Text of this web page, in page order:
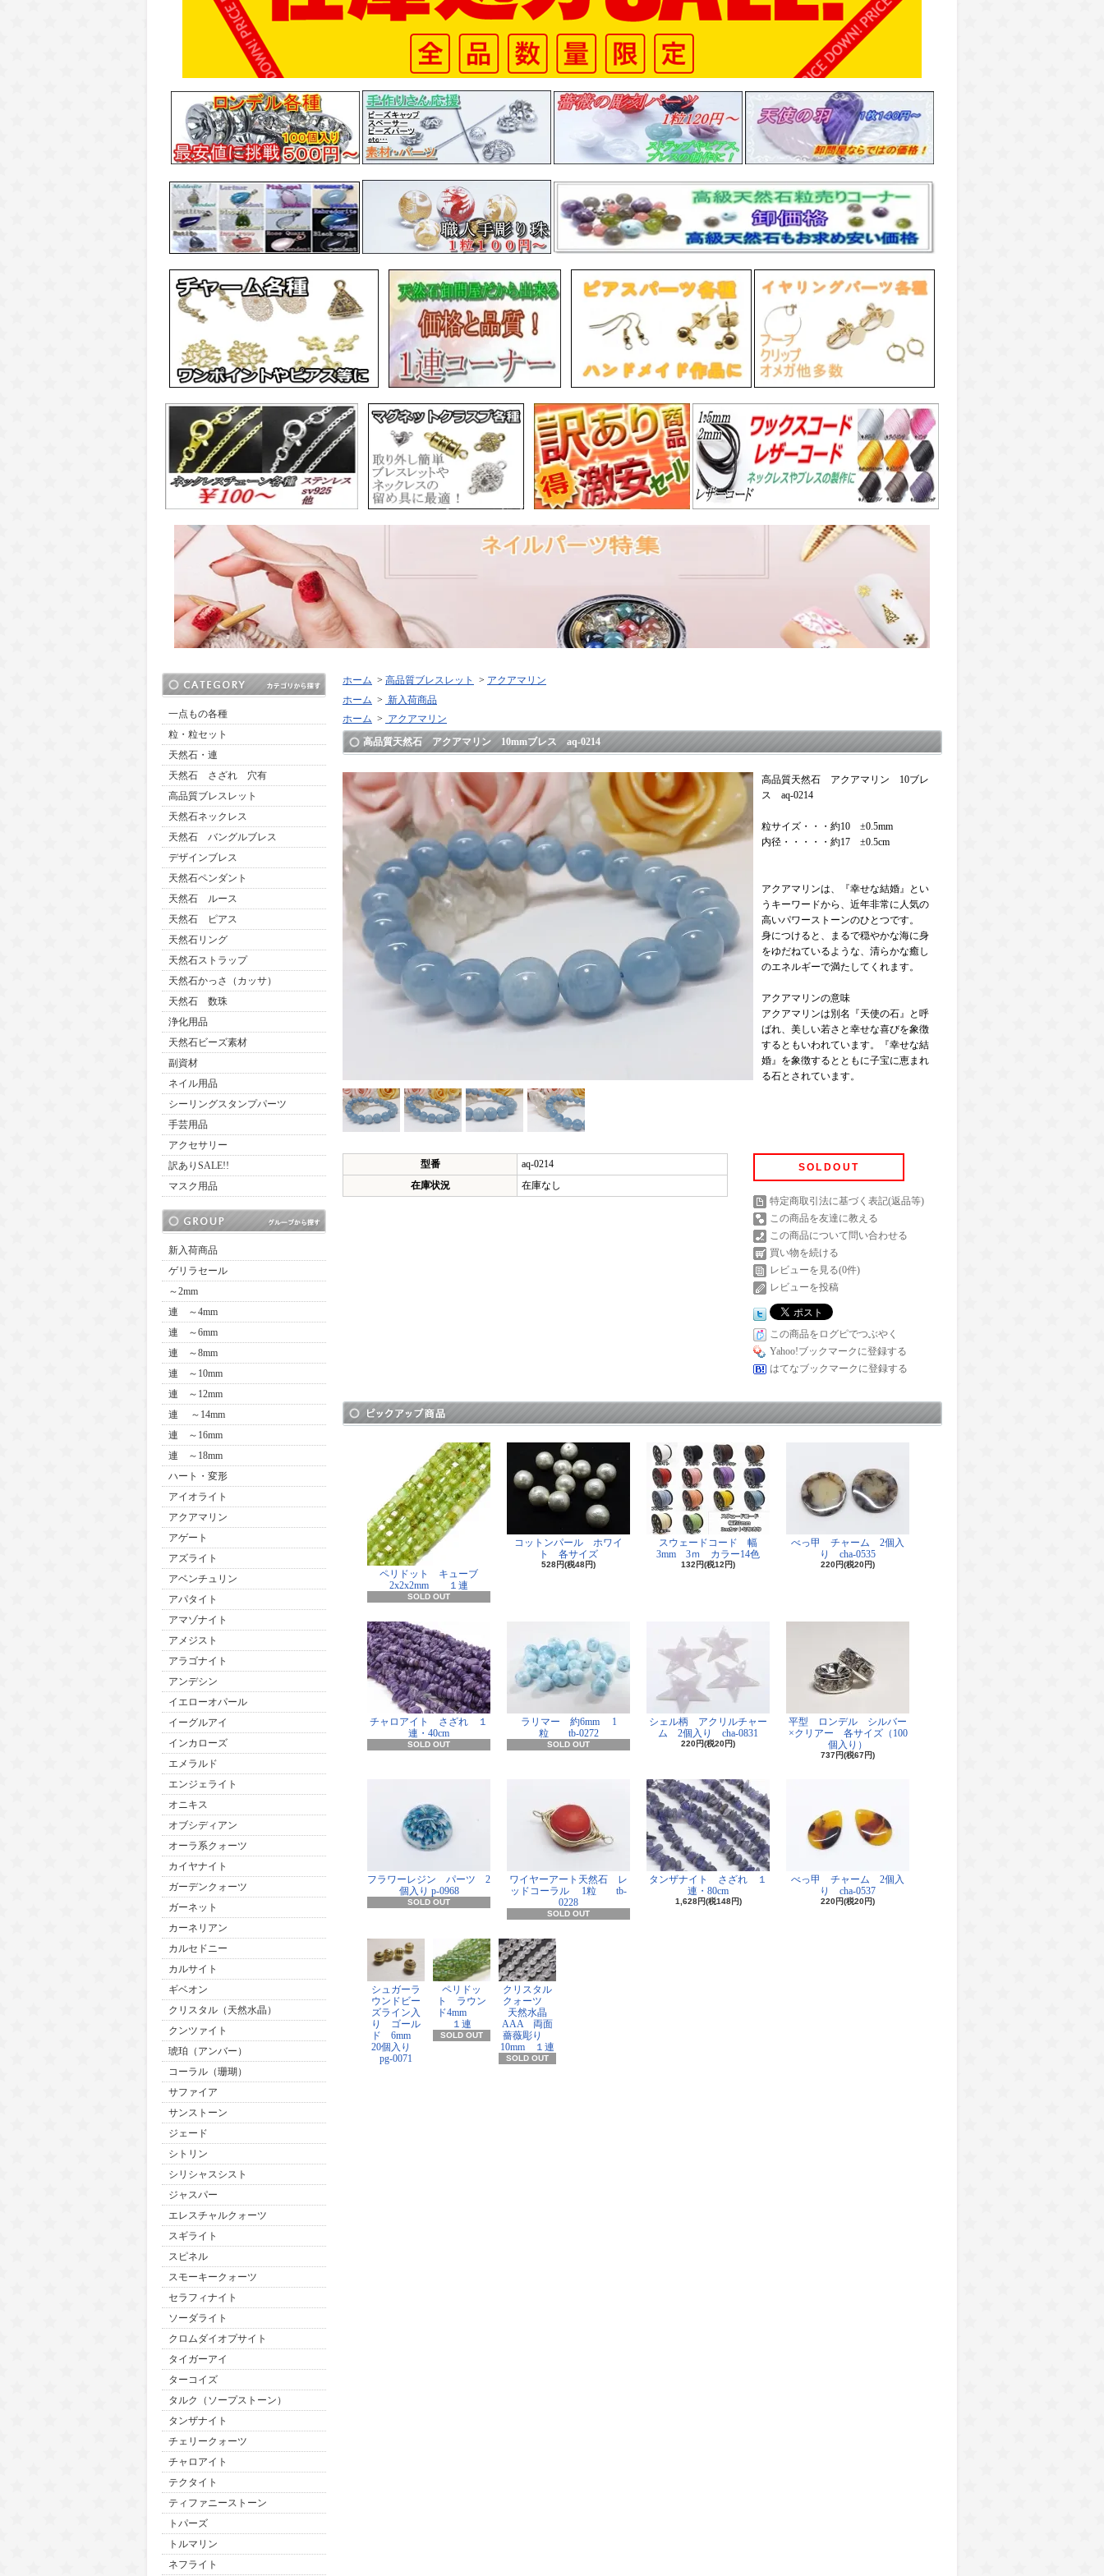
一点もの各種
粒・粒セット
天然石・連
天然石 さざれ 穴有
高品質ブレスレット
天然石ネックレス
天然石 バングルブレス
デザインブレス
天然石ペンダント
天然石 ルース
天然石 ピアス
天然石リング
天然石ストラップ
天然石かっさ（カッサ）
天然石 数珠
浄化用品
天然石ビーズ素材
副資材
ネイル用品
シーリングスタンプパーツ
手芸用品
アクセサリー
訳ありSALE!!
マスク用品
新入荷商品
ゲリラセール
～2mm
連 ～4mm
連 ～6mm
連 ～8mm
連 ～10mm
連 ～12mm
連 ～14mm
連 ～16mm
連 ～18mm
ハート・変形
アイオライト
アクアマリン
アゲート
アズライト
アベンチュリン
アパタイト
アマゾナイト
アメジスト
アラゴナイト
アンデシン
イエローオパール
イーグルアイ
インカローズ
エメラルド
エンジェライト
オニキス
オブシディアン
オーラ系クォーツ
カイヤナイト
ガーデンクォーツ
ガーネット
カーネリアン
カルセドニー
カルサイト
ギベオン
クリスタル（天然水晶）
クンツァイト
琥珀（アンバー）
コーラル（珊瑚）
サファイア
サンストーン
ジェード
シトリン
シリシャスシスト
ジャスパー
エレスチャルクォーツ
スギライト
スピネル
スモーキークォーツ
セラフィナイト
ソーダライト
クロムダイオプサイト
タイガーアイ
ターコイズ
タルク（ソープストーン）
タンザナイト
チェリークォーツ
チャロアイト
テクタイト
ティファニーストーン
トパーズ
トルマリン
ネフライト
ホーム > 高品質ブレスレット > アクアマリン
ホーム > 新入荷商品
ホーム > アクアマリン
高品質天然石 アクアマリン 10mmブレス aq-0214
高品質天然石 アクアマリン 10ブレ
ス aq-0214
粒サイズ・・・約10 ±0.5mm
内径・・・・・約17 ±0.5cm
アクアマリンは、『幸せな結婚』とい
うキーワードから、近年非常に人気の
高いパワーストーンのひとつです。
身につけると、まるで穏やかな海に身
をゆだねているような、清らかな癒し
のエネルギーで満たしてくれます。
アクアマリンの意味
アクアマリンは別名『天使の石』と呼
ばれ、美しい若さと幸せな喜びを象徴
するともいわれています。『幸せな結
婚』を象徴するとともに子宝に恵まれ
る石とされています。
型番
aq-0214
在庫状況
在庫なし
SOLDOUT
特定商取引法に基づく表記(返品等)
この商品を友達に教える
この商品について問い合わせる
買い物を続ける
レビューを見る(0件)
レビューを投稿
この商品をログピでつぶやく
Yahoo!ブックマークに登録する
はてなブックマークに登録する
ペリドット キューブ
2x2x2mm １連
SOLD OUT
コットンパール ホワイ
ト 各サイズ
528円(税48円)
スウェードコード 幅
3mm 3ｍ カラー14色
132円(税12円)
べっ甲 チャーム 2個入
り cha-0535
220円(税20円)
チャロアイト さざれ １
連・40cm
SOLD OUT
ラリマー 約6mm 1
粒 tb-0272
SOLD OUT
シェル柄 アクリルチャー
ム 2個入り cha-0831
220円(税20円)
平型 ロンデル シルバー
×クリアー 各サイズ（100
個入り）
737円(税67円)
フラワーレジン パーツ 2
個入り p-0968
SOLD OUT
ワイヤーアート天然石 レ
ッドコーラル 1粒 tb-
0228
SOLD OUT
タンザナイト さざれ １
連・80cm
1,628円(税148円)
べっ甲 チャーム 2個入
り cha-0537
220円(税20円)
シュガーラ
ウンドビー
ズライン入
り ゴール
ド 6mm
20個入り
pg-0071
ペリドッ
ト ラウン
ド4mm
１連
SOLD OUT
クリスタル
クォーツ
天然水晶
AAA 両面
薔薇彫り
10mm １連
SOLD OUT